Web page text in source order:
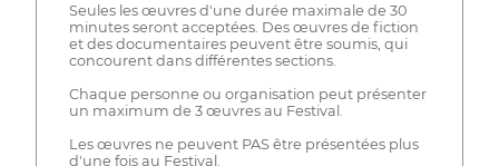
Seules les œuvres d'une durée maximale de 30
minutes seront acceptées. Des œuvres de fiction
et des documentaires peuvent être soumis, qui
concourent dans différentes sections.
Chaque personne ou organisation peut présenter
un maximum de 3 œuvres au Festival.
Les œuvres ne peuvent PAS être présentées plus
d'une fois au Festival.